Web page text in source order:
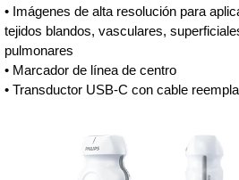
• Imágenes de alta resolución para
tejidos blandos, vasculares,
pulmonares
• Marcador de línea de centro
• Transductor USB-C con cable